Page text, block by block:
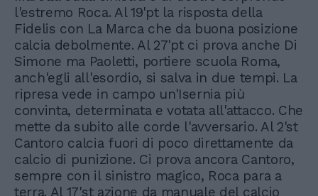
l'estremo Roca. Al 19'pt la risposta della
Fidelis con La Marca che da buona posizione
calcia debolmente. Al 27'pt ci prova anche Di
Simone ma Paoletti, portiere scuola Roma,
anch'egli all'esordio, si salva in due tempi. La
ripresa vede in campo un'Isernia più
convinta, determinata e votata all'attacco. Che
mette da subito alle corde l'avversario. Al 2'st
Cantoro calcia fuori di poco direttamente da
calcio di punizione. Ci prova ancora Cantoro,
sempre con il sinistro magico, Roca para a
terra. Al 17'st azione da manuale del calcio